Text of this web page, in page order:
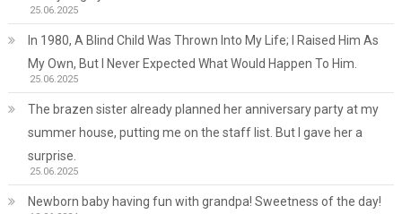
25.06.2025
In 1980, A Blind Child Was Thrown Into My Life; I Raised Him As
My Own, But I Never Expected What Would Happen To Him.
25.06.2025
The brazen sister already planned her anniversary party at my
summer house, putting me on the staff list. But I gave her a
surprise.
25.06.2025
Newborn baby having fun with grandpa! Sweetness of the day!